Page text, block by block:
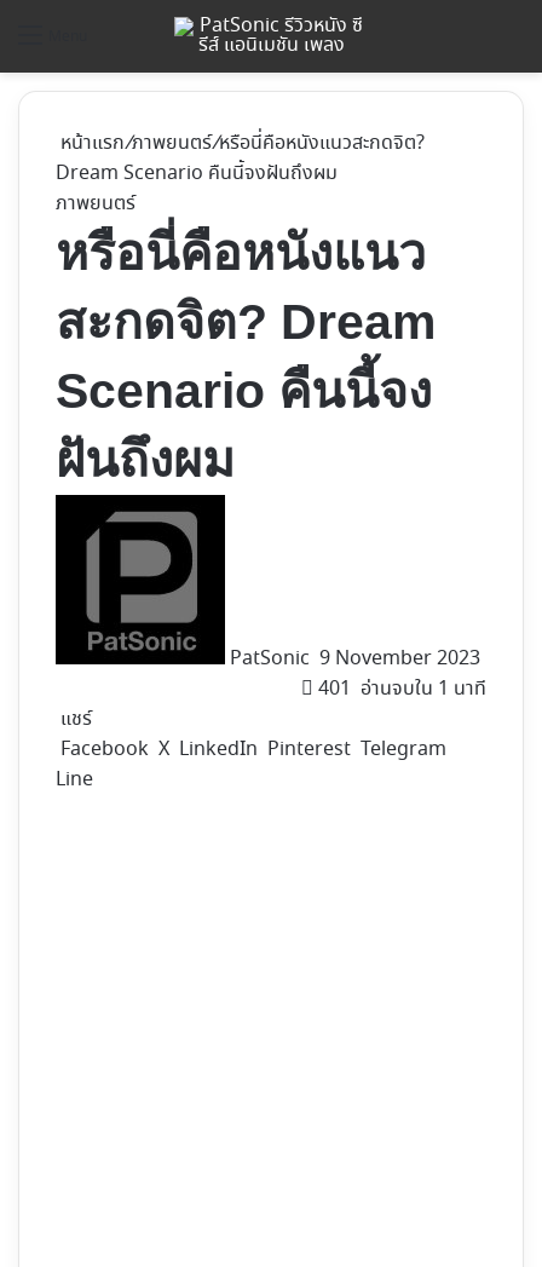
หน้าแรก/ภาพยนตร์/หรือนี่คือหนังแนวสะกดจิต?
Dream Scenario คืนนี้จงฝันถึงผม
ภาพยนตร์
หรือนี่คือหนังแนว
สะกดจิต? Dream
Scenario คืนนี้จง
ฝันถึงผม
PatSonic 9 November 2023
401 อ่านจบใน 1 นาที
แชร์
Facebook X LinkedIn Pinterest Telegram
Line